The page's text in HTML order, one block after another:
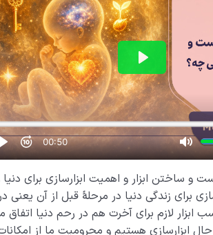
و ساختن ابزار و اهمیت ابزارسازی برای
برای زندگی دنیا در مرحلۀ قبل از آن یعنی
ابزار لازم برای آخرت هم در رحم دنیا اتفاق
ابزارسازی هستیم و محرومیت ما از